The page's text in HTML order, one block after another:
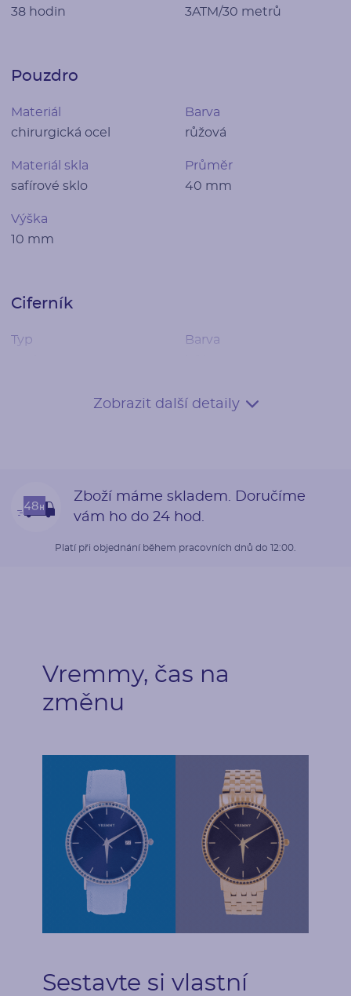
38 hodin
3ATM/30 metrů
Pouzdro
Materiál
chirurgická ocel
Barva
růžová
Materiál skla
safírové sklo
Průměr
40 mm
Výška
10 mm
Ciferník
Typ
Barva
Materiál
Barva
Druh
Počet
Karátová váha
Rozměry
1.25 mm (0.0075ct)
Barva
Modrá
Přírodní
Úpravy
Úprava barvy
Zobrazit další detaily
Zboží máme skladem. Doručíme
vám ho do 24 hod.
Platí při objednání během pracovních dnů do 12:00.
Vremmy, čas na
změnu
Sestavte si vlastní